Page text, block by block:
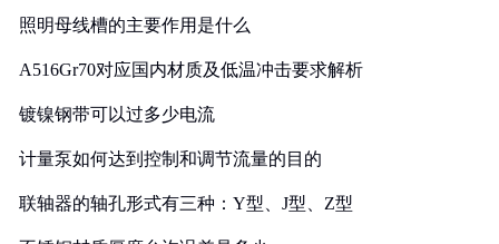
照明母线槽的主要作用是什么
A516Gr70对应国内材质及低温冲击要求解析
镀镍钢带可以过多少电流
计量泵如何达到控制和调节流量的目的
联轴器的轴孔形式有三种：Y型、J型、Z型